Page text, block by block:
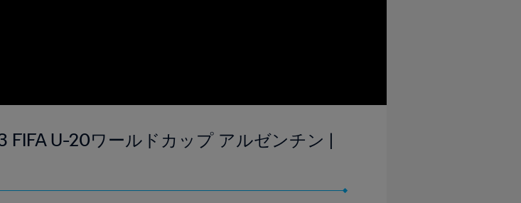
FIFA U-20ワールドカップ アルゼンチン |